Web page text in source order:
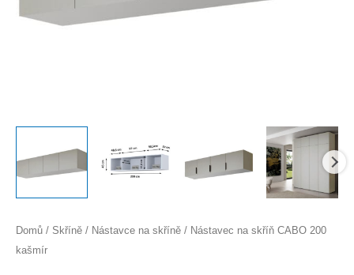
Domů / Skříně / Nástavce na skříně / Nástavec na skříň CABO 200
kašmír